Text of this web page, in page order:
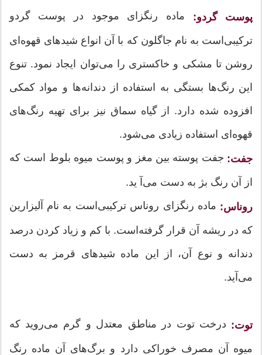
پوست گردو: ماده رنگزای موجود در پوست گردو
ترکیبی‌است به نام جاگلون که با آن انواع شیدهای قهوه‌ای
روشن تا مشکی و خاکستری را می‌توان ایجاد نمود. تنوع
این رنگ‌ها بستگی به استفاده از دندانه‌ها و مواد کمکی
افزوده شده دارد. از گیاه سماق نیز برای تهیه رنگ‌های
قهوه‌ای استفاده زیادی می‌شود.
جفت: جفت پوسته بین مغز و پوست میوه بلوط است که
از آن رنگ بژ به دست می‌آ ید.
روناس: ماده رنگزای روناس ترکیبی‌است به نام آلیزارین
که در ریشه آن قرار گرفته‌است. با کم و زیاد کردن درصد
دندانه و نوع آن، از این ماده شیدهای قرمز به دست
می‌آید.
توت: درخت توت در مناطق معتدل و گرم می‌روید که
میوه آن مصرف خوراکی دارد و برگ‌های آن ماده رنگ